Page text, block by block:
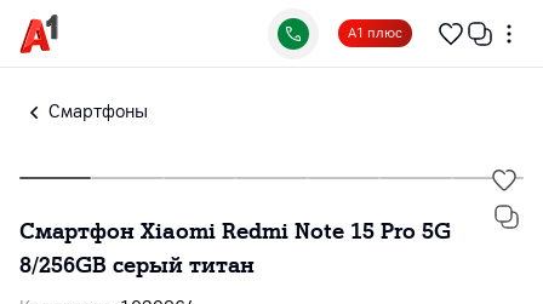
А1 плюс
Смартфоны
Смартфон Xiaomi Redmi Note 15 Pro 5G
8/256GB серый титан